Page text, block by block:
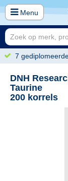
Menu
7
DNH
Taurine
200 korrels